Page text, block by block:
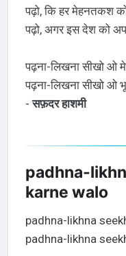
पढ़ो, कि हर मेहनतकश
पढ़ो, अगर इस देश को
पढ़ना-लिखना सीखो ओ
पढ़ना-लिखना सीखो ओ
-सफ़दर हाशमी
padhna-
karne walo
padhna-likhna
padhna-likhna